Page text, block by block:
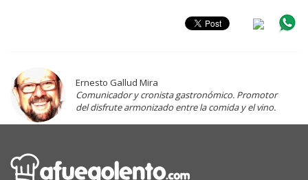
Ernesto Gallud Mira
Comunicador y cronista gastronómico. Promotor
del disfrute armonizado entre la comida y el vino.